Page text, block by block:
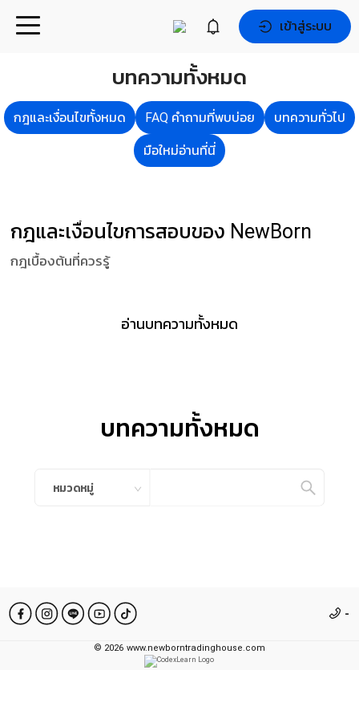
เข้าสู่ระบบ
บทความทั้งหมด
กฎและเงื่อนไขทั้งหมด FAQ คำถามที่พบบ่อย บทความทั่วไป
มือใหม่อ่านที่นี่
กฎและเงื่อนไขการสอบของ NewBorn
กฎเบื้องต้นที่ควรรู้
อ่านบทความทั้งหมด
บทความทั้งหมด
หมวดหมู่
-
© 2026 www.newborntradinghouse.com